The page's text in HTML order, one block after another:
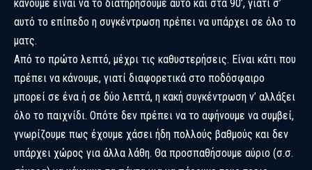
κάνουμε είναι να το διατηρήσουμε αυτό και στα 90’, γιατί σ’
αυτό το επίπεδο η συγκέντρωση πρέπει να υπάρχει σε όλο το
ματς.
Από το πρώτο λεπτό, μέχρι τις καθυστερήσεις. Είναι κάτι που
πρέπει να κάνουμε, γιατί διαφορετικά στο ποδόσφαιρο
μπορεί σε ένα ή σε δύο λεπτά, η κακή συγκέντρωση ν’ αλλάξει
όλο το παιχνίδι. Οπότε δεν πρέπει να το αφήνουμε να συμβεί,
γνωρίζουμε πως έχουμε χάσει ήδη πολλούς βαθμούς και δεν
υπάρχει χώρος για άλλα λάθη. Θα προσπαθήσουμε αύριο (σ.σ.